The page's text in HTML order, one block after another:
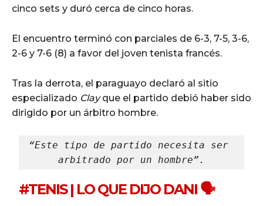
cinco sets y duró cerca de cinco horas.
El encuentro terminó con parciales de 6-3, 7-5, 3-6,
2-6 y 7-6 (8) a favor del joven tenista francés.
Tras la derrota, el paraguayo declaró al sitio
especializado Clayque el partido debió haber sido
dirigido por un árbitro hombre.
“Este tipo de partido necesita ser
arbitrado por un hombre”.
#TENIS| LO QUE DIJO DANI 🗣️